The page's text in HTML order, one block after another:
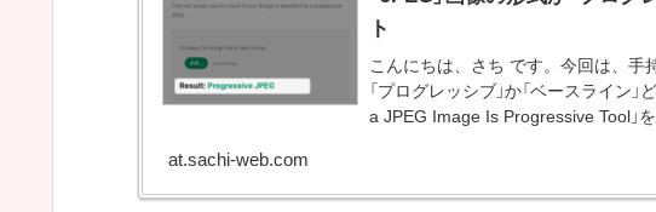
ト
こんにちは、さち です。今回は、手
「プログレッシブ」か「ベースライン
a JPEG Image Is Progressive Tool」
at.sachi-web.com